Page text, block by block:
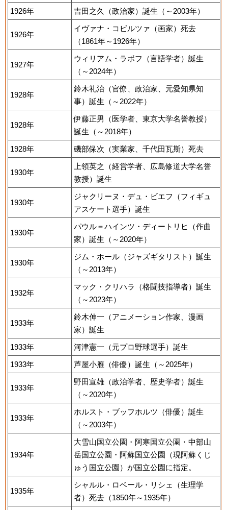
1926年
吉田之久（政治家）誕生（～2003年）
1926年
イヴァナ・コビルツァ（画家）死去
（1861年～1926年）
1927年
ウィリアム・ラボフ（言語学者）誕生
（～2024年）
1928年
鈴木礼治（官僚、政治家、元愛知県知
事）誕生（～2022年）
1928年
伊藤正男（医学者、東京大学名誉教授）
誕生（～2018年）
1928年
磯部保次（実業家、千代田瓦斯）死去
1930年
上領英之（経営学者、広島修道大学名誉
教授）誕生
1930年
ジャクリーヌ・デュ・ビエフ（フィギュ
アスケート選手）誕生
1930年
パウル＝ハインツ・ディートリヒ（作曲
家）誕生（～2020年）
1930年
ジム・ホール（ジャズギタリスト）誕生
（～2013年）
1932年
マック・クリハラ（格闘技指導者）誕生
（～2023年）
1933年
鈴木伸一（アニメーション作家、漫画
家）誕生
1933年
河津憲一（元プロ野球選手）誕生
1933年
芦屋小雁（俳優）誕生（～2025年）
1933年
野田宣雄（政治学者、歴史学者）誕生
（～2020年）
1933年
ホルスト・ブッフホルツ（俳優）誕生
（～2003年）
1934年
大雪山国立公園・阿寒国立公園・中部山
岳国立公園・阿蘇国立公園（現阿蘇くじ
ゅう国立公園）が国立公園に指定。
1935年
シャルル・ロベール・リシェ（生理学
者）死去（1850年～1935年）